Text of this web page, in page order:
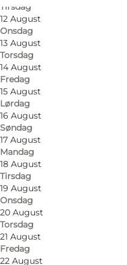
Tirsdag
12 August
Onsdag
13 August
Torsdag
14 August
Fredag
15 August
Lørdag
16 August
Søndag
17 August
Mandag
18 August
Tirsdag
19 August
Onsdag
20 August
Torsdag
21 August
Fredag
22 August